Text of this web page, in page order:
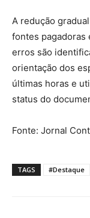
A redução
fontes pagadoras
erros são
orientação dos
últimas horas e
status do
Fonte: Jornal
TAGS #Destaque